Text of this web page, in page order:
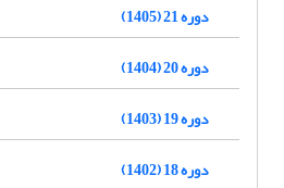
دوره 21 (1405)
دوره 20 (1404)
دوره 19 (1403)
دوره 18 (1402)